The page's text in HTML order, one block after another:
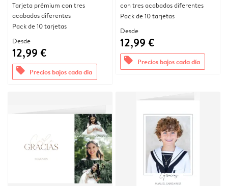
Tarjeta prémium con tres
acabados diferentes
Pack de 10 tarjetas
Desde
12,99 €
offers Precios bajos cada día
con tres acabados diferentes
Pack de 10 tarjetas
Desde
12,99 €
offers Precios bajos cada día